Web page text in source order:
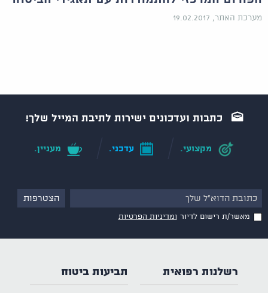
מערכת האתר, 19.02.2017
כתבות ועדכונים ישירות לתיבת המייל שלך!
מקצועי. עדכני. מעניין.
מאשר/ת רישום לדיור ומדיניות הפרטיות
רשלנות רפואית תביעות ביטוח